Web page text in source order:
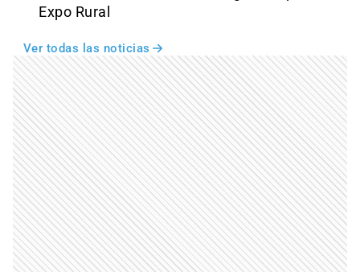
Expo Rural
Ver todas las noticias